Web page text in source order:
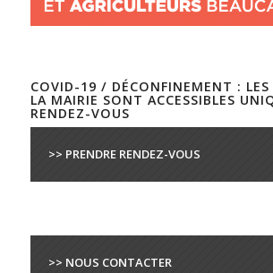
COVID-19 / DÉCONFINEMENT : LES
LA MAIRIE SONT ACCESSIBLES
RENDEZ-VOUS
>> PRENDRE RENDEZ-VOUS
>> NOUS CONTACTER